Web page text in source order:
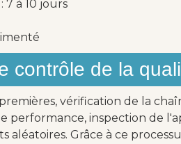
à 10 jours
contrôle de la
vérification de la
performance, inspection de
aléatoires. Grâce à ce